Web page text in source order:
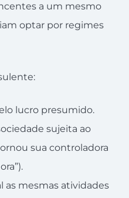
a um mesmo
optar por regimes
lucro presumido.
sujeita ao
sua controladora
as mesmas atividades